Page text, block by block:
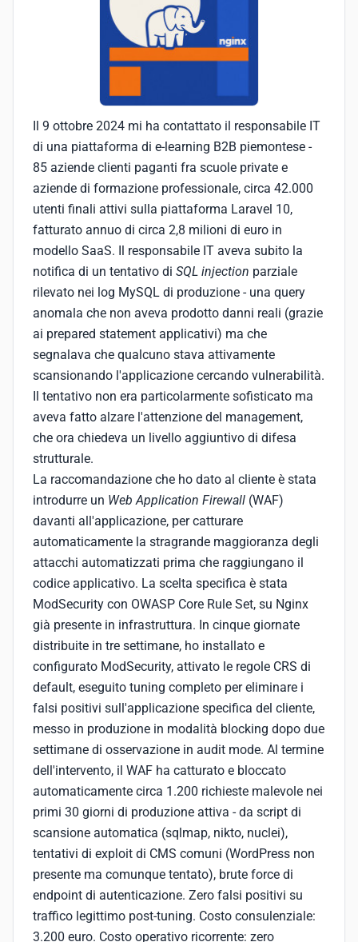
Il 9 ottobre 2024 mi ha contattato il responsabile IT
di una piattaforma di e-learning B2B piemontese -
85 aziende clienti paganti fra scuole private e
aziende di formazione professionale, circa 42.000
utenti finali attivi sulla piattaforma Laravel 10,
fatturato annuo di circa 2,8 milioni di euro in
modello SaaS. Il responsabile IT aveva subito la
notifica di un tentativo di SQL injection parziale
rilevato nei log MySQL di produzione - una query
anomala che non aveva prodotto danni reali (grazie
ai prepared statement applicativi) ma che
segnalava che qualcuno stava attivamente
scansionando l'applicazione cercando vulnerabilità.
Il tentativo non era particolarmente sofisticato ma
aveva fatto alzare l'attenzione del management,
che ora chiedeva un livello aggiuntivo di difesa
strutturale.
La raccomandazione che ho dato al cliente è stata
introdurre un Web Application Firewall (WAF)
davanti all'applicazione, per catturare
automaticamente la stragrande maggioranza degli
attacchi automatizzati prima che raggiungano il
codice applicativo. La scelta specifica è stata
ModSecurity con OWASP Core Rule Set, su Nginx
già presente in infrastruttura. In cinque giornate
distribuite in tre settimane, ho installato e
configurato ModSecurity, attivato le regole CRS di
default, eseguito tuning completo per eliminare i
falsi positivi sull'applicazione specifica del cliente,
messo in produzione in modalità blocking dopo due
settimane di osservazione in audit mode. Al termine
dell'intervento, il WAF ha catturato e bloccato
automaticamente circa 1.200 richieste malevole nei
primi 30 giorni di produzione attiva - da script di
scansione automatica (sqlmap, nikto, nuclei),
tentativi di exploit di CMS comuni (WordPress non
presente ma comunque tentato), brute force di
endpoint di autenticazione. Zero falsi positivi su
traffico legittimo post-tuning. Costo consulenziale:
3.200 euro. Costo operativo ricorrente: zero